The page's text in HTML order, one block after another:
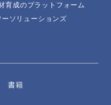
育成のプラットフォーム
ソリューションズ
書籍